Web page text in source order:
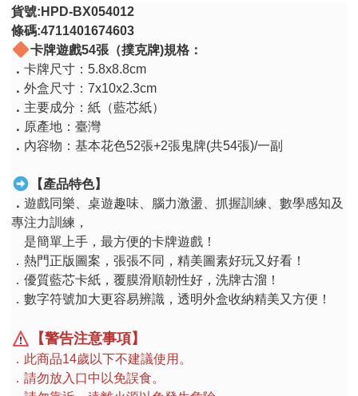
貨號:HPD-BX054012
條碼:4711401674603
卡牌遊戲54張（撲克牌)規格：
．卡牌尺寸：5.8x8.8cm
．外盒尺寸：7x10x2.3cm
． 主要成分：紙（藍芯紙）
． 原產地：臺灣
． 內容物：基本花色52張+2張鬼牌(共54張)/一副
【產品特色】
．遊戲同樂、桌遊趣味、腦力激盪、抓握訓練、數學感知及
專注力訓練，
是簡單上手，最方便的卡牌遊戲！
．熱門正版圖案，張張不同，精美圖素好玩又好看！
．優質藍芯卡紙，覆膜滑順韌性好，洗牌古溜！
．數字符號加大更容易辨識，透明外盒收納精美又方便！
【警告注意事項】
．此商品14歲以下不建議使用。
．請勿放入口中以免誤食。